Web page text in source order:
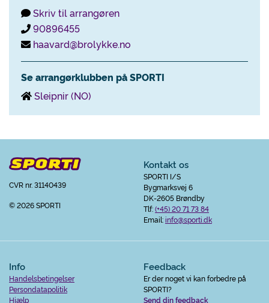
Skriv til arrangøren
90896455
haavard@brolykke.no
Se arrangørklubben på SPORTI
Sleipnir (NO)
CVR nr. 31140439
© 2026 SPORTI
Kontakt os
SPORTI I/S
Bygmarksvej 6
DK-2605 Brøndby
Tlf:(+45) 20 71 73 84
Email:info@sporti.dk
Info
Handelsbetingelser
Persondatapolitik
Hjælp
Feedback
Er der noget vi kan forbedre på
SPORTI?
Send din feedback